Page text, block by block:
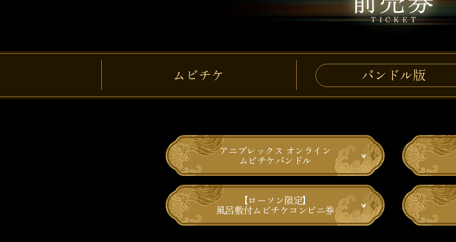
ムビチケ バンドル版
アニプレックス オンライン
ムビチケバンドル
【ローソン限定】
風呂敷付ムビチケコンビニ券